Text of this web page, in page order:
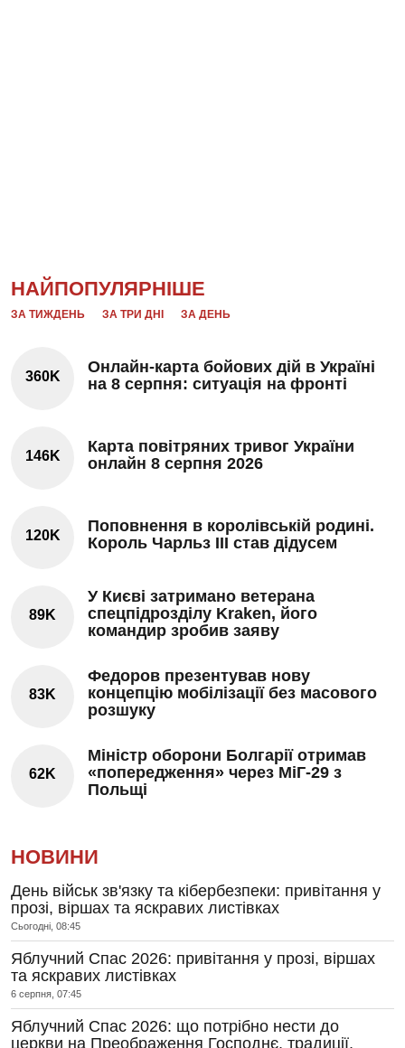
НАЙПОПУЛЯРНІШЕ
ЗА ТИЖДЕНЬ ЗА ТРИ ДНІ ЗА ДЕНЬ
360K
Онлайн-карта бойових дій в Україні
на 8 серпня: ситуація на фронті
146K
Карта повітряних тривог України
онлайн 8 серпня 2026
120K
Поповнення в королівській родині.
Король Чарльз III став дідусем
89K
У Києві затримано ветерана
спецпідрозділу Kraken, його
командир зробив заяву
83K
Федоров презентував нову
концепцію мобілізації без масового
розшуку
62K
Міністр оборони Болгарії отримав
«попередження» через МіГ-29 з
Польщі
НОВИНИ
День військ зв'язку та кібербезпеки: привітання у
прозі, віршах та яскравих листівках
Сьогодні, 08:45
Яблучний Спас 2026: привітання у прозі, віршах
та яскравих листівках
6 серпня, 07:45
Яблучний Спас 2026: що потрібно нести до
церкви на Преображення Господнє, традиції,